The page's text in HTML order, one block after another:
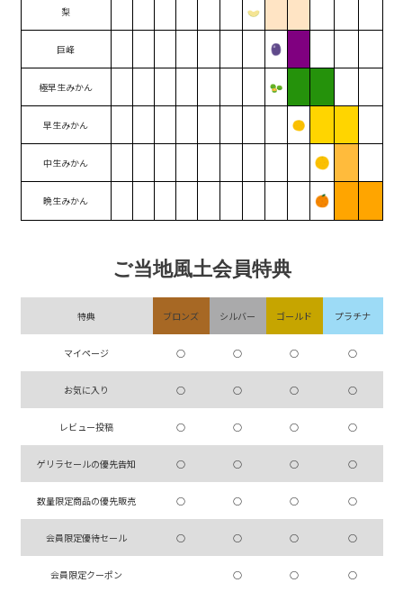
梨
巨峰
極早生みかん
早生みかん
中生みかん
晩生みかん
ご当地風土会員特典
特典 ブロンズ シルバー ゴールド プラチナ
マイページ ○ ○ ○ ○
お気に入り ○ ○ ○ ○
レビュー投稿 ○ ○ ○ ○
ゲリラセールの優先告知 ○ ○ ○ ○
数量限定商品の優先販売 ○ ○ ○ ○
会員限定優待セール ○ ○ ○ ○
会員限定クーポン ○ ○ ○